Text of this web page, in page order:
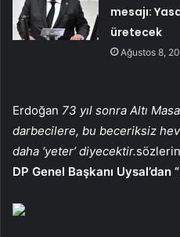
mesajı:
üretecek
Ağustos 8,
Erdoğan 73 yıl sonra Altı
darbecilere, bu beceriksiz
daha ‘yeter’ diyecektir.
DP Genel Başkanı Uysal’dan